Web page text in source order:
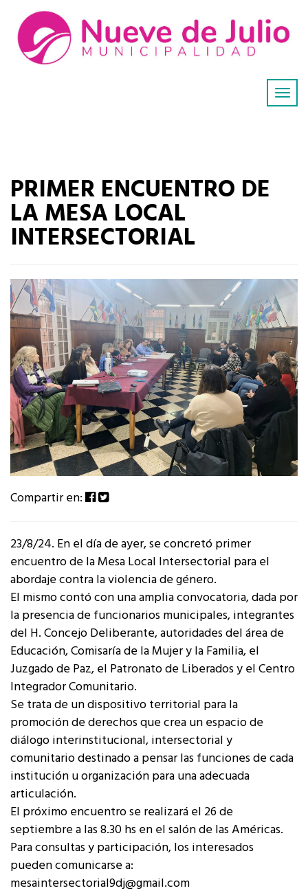
PRIMER ENCUENTRO DE
LA MESA LOCAL
INTERSECTORIAL
Compartir en:
23/8/24. En el día de ayer, se concretó primer
encuentro de la Mesa Local Intersectorial para el
abordaje contra la violencia de género.
El mismo contó con una amplia convocatoria, dada por
la presencia de funcionarios municipales, integrantes
del H. Concejo Deliberante, autoridades del área de
Educación, Comisaría de la Mujer y la Familia, el
Juzgado de Paz, el Patronato de Liberados y el Centro
Integrador Comunitario.
Se trata de un dispositivo territorial para la
promoción de derechos que crea un espacio de
diálogo interinstitucional, intersectorial y
comunitario destinado a pensar las funciones de cada
institución u organización para una adecuada
articulación.
El próximo encuentro se realizará el 26 de
septiembre a las 8.30 hs en el salón de las Américas.
Para consultas y participación, los interesados
pueden comunicarse a:
mesaintersectorial9dj@gmail.com